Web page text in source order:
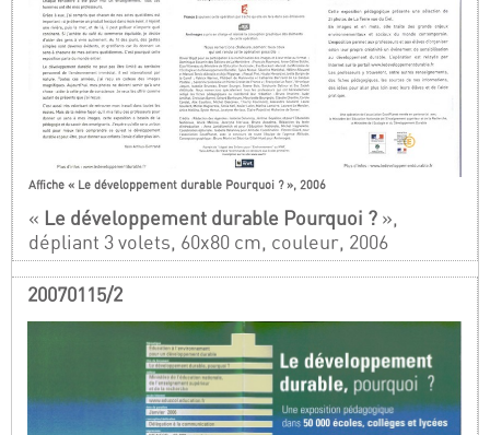
Affiche « Le développement durable Pourquoi ? », 2006
« Le développement durable Pourquoi ? »,
dépliant 3 volets, 60x80 cm, couleur, 2006
20070115/2